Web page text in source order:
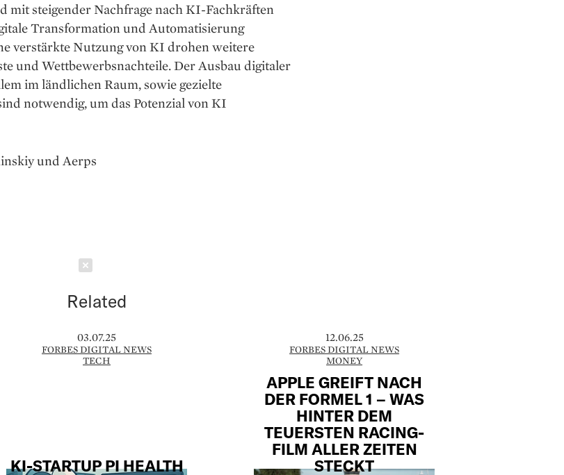
mit steigender Nachfrage nach KI-Fachkräften
Transformation und Automatisierung
verstärkte Nutzung von KI drohen weitere
und Wettbewerbsnachteile. Der Ausbau digitaler
im ländlichen Raum, sowie gezielte
notwendig, um das Potenzial von KI
und Aerps
Related
03.07.25
FORBES DIGITAL NEWS
TECH
KI-STARTUP PI HEALTH
12.06.25
FORBES DIGITAL NEWS
MONEY
APPLE GREIFT NACH
DER FORMEL 1 – WAS
HINTER DEM
TEUERSTEN RACING-
FILM ALLER ZEITEN
STECKT